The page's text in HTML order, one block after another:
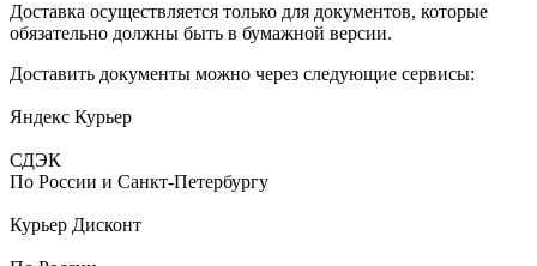
Доставка осуществляется только для документов, которые
обязательно должны быть в бумажной версии.
Доставить документы можно через следующие сервисы:
Яндекс Курьер
СДЭК
По России и Санкт-Петербургу
Курьер Дисконт